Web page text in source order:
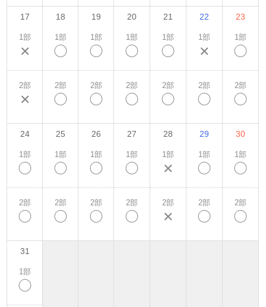
17
1部
✕
2部
✕
18
1部
◯
2部
◯
19
1部
◯
2部
◯
20
1部
◯
2部
◯
21
1部
◯
2部
◯
22
1部
✕
2部
◯
23
1部
◯
2部
◯
24
1部
◯
2部
◯
25
1部
◯
2部
◯
26
1部
◯
2部
◯
27
1部
◯
2部
◯
28
1部
✕
2部
✕
29
1部
◯
2部
◯
30
1部
◯
2部
◯
31
1部
◯